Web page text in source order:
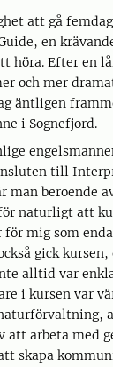
att gå
en
höra. Efter en
och mer
äntligen
i Sognefjord.
till
man beroende
naturligt att
mig som
gick
alltid var
i kursen var
att arbeta med
skapa